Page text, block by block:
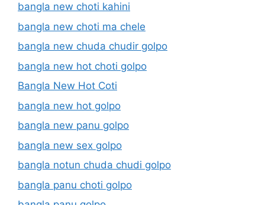
bangla new choti kahini
bangla new choti ma chele
bangla new chuda chudir golpo
bangla new hot choti golpo
Bangla New Hot Coti
bangla new hot golpo
bangla new panu golpo
bangla new sex golpo
bangla notun chuda chudi golpo
bangla panu choti golpo